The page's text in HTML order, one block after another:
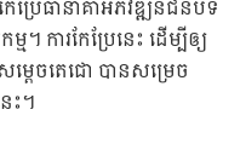
រែធានាគាអភិវឌ្ឍន៍ជនបទ
ការកែប្រែនេះ ដើម្បីឲ្យ
តេចតេជោ បានសម្រេច
ះ។